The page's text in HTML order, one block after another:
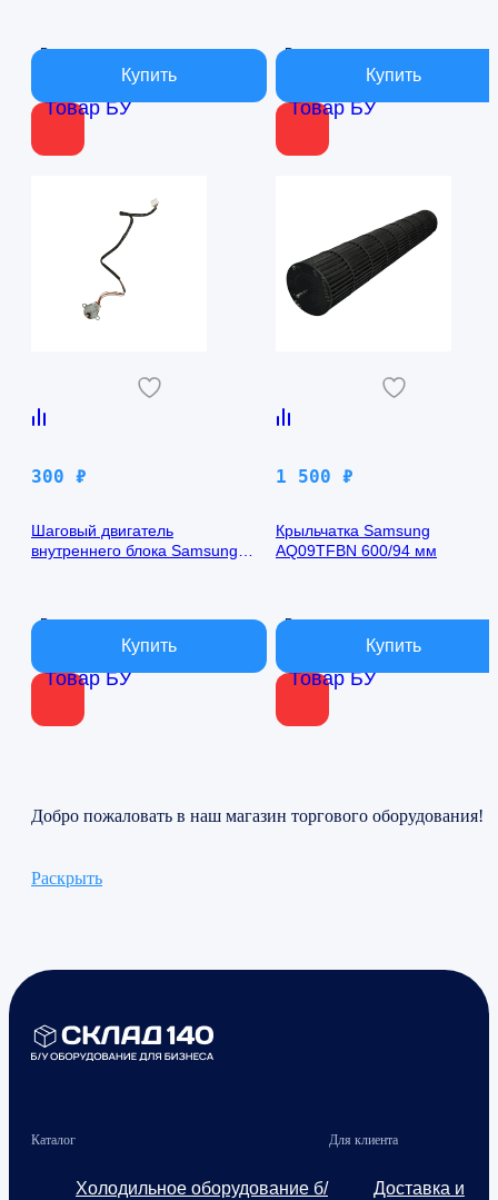
Товар БУ
В наличии
Товар БУ
В наличии
Товар БУ
300 ₽
Шаговый двигатель
внутреннего блока Samsung
В наличии
Товар БУ
1 500 ₽
Крыльчатка Samsung
AQ09TFBN 600/94 мм
В наличии
Добро пожаловать в наш магазин торгового оборудования!
Раскрыть
Каталог
Холодильное оборудование б/
Для клиента
Доставка и